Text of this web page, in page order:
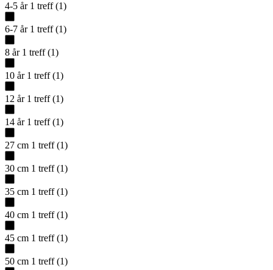
4-5 år 1 treff (1)
6-7 år 1 treff (1)
8 år 1 treff (1)
10 år 1 treff (1)
12 år 1 treff (1)
14 år 1 treff (1)
27 cm 1 treff (1)
30 cm 1 treff (1)
35 cm 1 treff (1)
40 cm 1 treff (1)
45 cm 1 treff (1)
50 cm 1 treff (1)